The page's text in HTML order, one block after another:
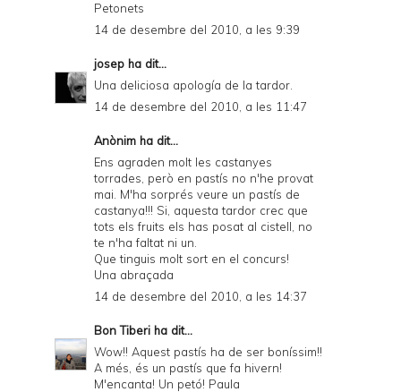
Petonets
14 de desembre del 2010, a les 9:39
josep ha dit...
Una deliciosa apología de la tardor.
14 de desembre del 2010, a les 11:47
Anònim ha dit...
Ens agraden molt les castanyes
torrades, però en pastís no n'he provat
mai. M'ha sorprés veure un pastís de
castanya!!! Si, aquesta tardor crec que
tots els fruits els has posat al cistell, no
te n'ha faltat ni un.
Que tinguis molt sort en el concurs!
Una abraçada
14 de desembre del 2010, a les 14:37
Bon Tiberi ha dit...
Wow!! Aquest pastís ha de ser boníssim!!
A més, és un pastís que fa hivern!
M'encanta! Un petó! Paula